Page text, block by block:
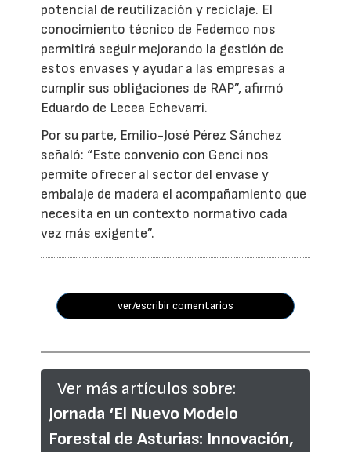
potencial de reutilización y reciclaje. El
conocimiento técnico de Fedemco nos
permitirá seguir mejorando la gestión de
estos envases y ayudar a las empresas a
cumplir sus obligaciones de RAP”, afirmó
Eduardo de Lecea Echevarri.
Por su parte, Emilio-José Pérez Sánchez
señaló: “Este convenio con Genci nos
permite ofrecer al sector del envase y
embalaje de madera el acompañamiento que
necesita en un contexto normativo cada
vez más exigente”.
ver/escribir comentarios
Ver más artículos sobre:
Jornada ‘El Nuevo Modelo
Forestal de Asturias: Innovación,